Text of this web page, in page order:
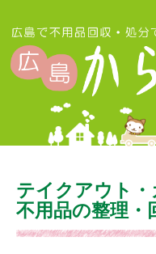
テイクアウト
不用品の整理・